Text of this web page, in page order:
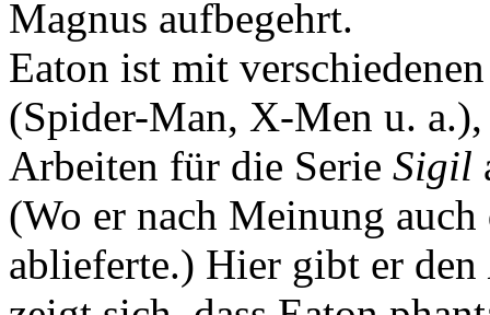
Magnus aufbegehrt.
Eaton ist mit
(Spider-Man, X-Men u.
Arbeiten für die Serie Sigil
(Wo er nach Meinung
ablieferte.) Hier gibt er den